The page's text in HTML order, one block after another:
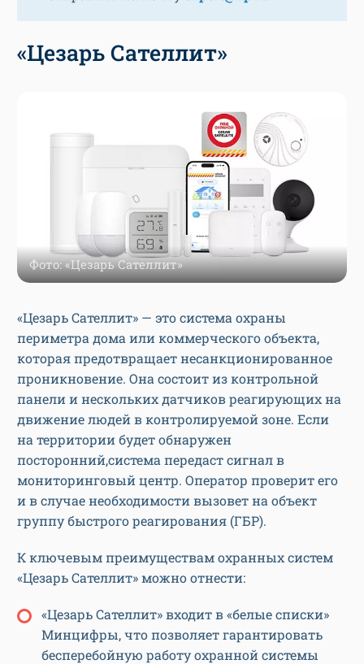
«Цезарь Сателлит»
Фото: «Цезарь Сателлит»
«Цезарь Сателлит» — это система охраны
периметра дома или коммерческого объекта,
которая предотвращает несанкционированное
проникновение. Она состоит из контрольной
панели и нескольких датчиков реагирующих на
движение людей в контролируемой зоне. Если
на территории будет обнаружен
посторонний,система передаст сигнал в
мониторинговый центр. Оператор проверит его
и в случае необходимости вызовет на объект
группу быстрого реагирования (ГБР).
К ключевым преимуществам охранных систем
«Цезарь Сателлит» можно отнести:
«Цезарь Сателлит» входит в «белые списки»
Минцифры, что позволяет гарантировать
бесперебойную работу охранной системы